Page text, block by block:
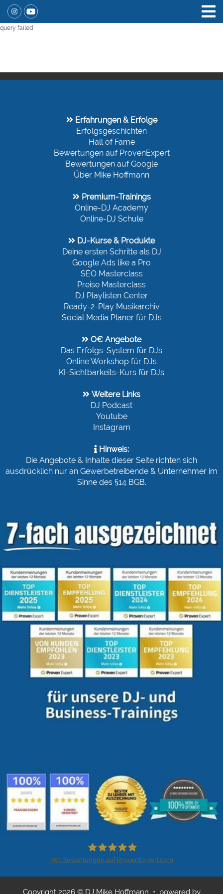
query failed
Erfahrungen & Erfolge
Erfolgsgeschichten
Hall of Fame
Bewertungen auf ProvenExpert
Bewertungen auf Google
Über Mike Hoffmann
Premium-Trainings
Online-DJ Academy
Online-DJ Schule
DJ-Kurse & Produkte
Deine ersten Schritte als DJ
Google Ads like a Pro
SEO Masterclass
Preise Masterclass
DJ Playlisten Center
Ready-2-Play Musikarchiv
Social Media Planer für DJs
O€ Angebote
Das Erfolgs-System für DJs
Online Workshop für DJs
KI-Sichtbarkeits-Kurs für DJs
Weitere Links
DJ Podcast
Youtube
Instagram
Hinweis:
Die Angebote & Inhalte dieser Seite richten sich
ausdrücklich nur an Gewerbetreibende & Unternehmer im
Sinne des §14 BGB.
DJ Mike Hoffmann - Event DJ
353Bewertungen auf ProvenExpert.com
Copyright 2026 © DJ Mike Hoffmann • powered by